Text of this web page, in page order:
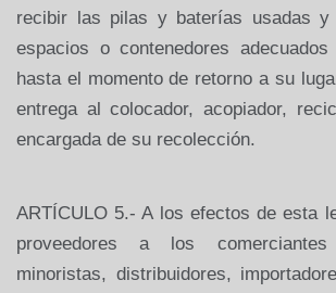
recibir las pilas y baterías usadas y
espacios o contenedores
hasta el momento de retorno a su
entrega al colocador, acopiador,
encargada de su recolección.
ARTÍCULO 5.- A los efectos de esta
proveedores a los comerciantes
minoristas, distribuidores,